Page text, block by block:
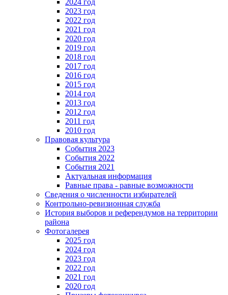
2024 год
2023 год
2022 год
2021 год
2020 год
2019 год
2018 год
2017 год
2016 год
2015 год
2014 год
2013 год
2012 год
2011 год
2010 год
Правовая культура
События 2023
События 2022
События 2021
Актуальная информация
Равные права - равные возможности
Сведения о численности избирателей
Контрольно-ревизионная служба
История выборов и референдумов на территории
района
Фотогалерея
2025 год
2024 год
2023 год
2022 год
2021 год
2020 год